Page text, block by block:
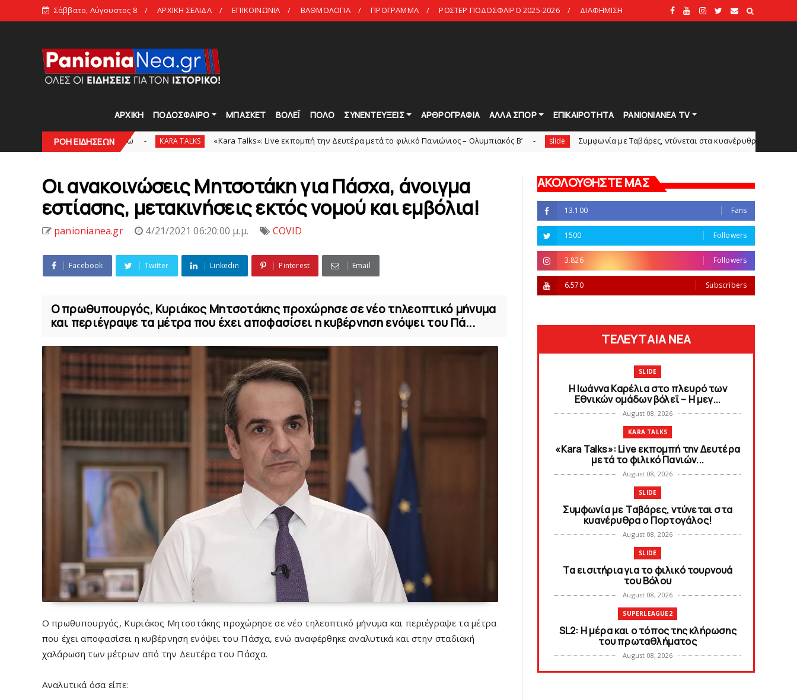
Σάββατο, Αύγουστος 8 ΑΡΧΙΚΗ ΣΕΛΙΔΑ ΕΠΙΚΟΙΝΩΝΙΑ ΒΑΘΜΟΛΟΓΙΑ ΠΡΟΓΡΑΜΜΑ ΡΟΣΤΕΡ ΠΟΔΟΣΦΑΙΡΟ 2025-2026 ΔΙΑΦΗΜΙΣΗ
ΑΡΧΙΚΗ ΠΟΔΟΣΦΑΙΡΟ ΜΠΑΣΚΕΤ ΒΟΛΕΪ ΠΟΛΟ ΣΥΝΕΝΤΕΥΞΕΙΣ ΑΡΘΡΟΓΡΑΦΙΑ ΑΛΛΑ ΣΠΟΡ ΕΠΙΚΑΙΡΟΤΗΤΑ PANIONIANEA TV
ΡΟΗ ΕΙΔΗΣΕΩΝ
των 100.000 ευρώ KARA TALKS «Kara Talks»: Live εκπομπή την Δευτέρα μετά το φιλικό Πανιώνιος – Ολυμπιακός Β’ slide Συμφωνία με Tαβάρες, ντύνεται στα κυανέρυθρα ο Πορτογάλος!
Οι ανακοινώσεις Μητσοτάκη για Πάσχα, άνοιγμα
εστίασης, μετακινήσεις εκτός νομού και εμβόλια!
panionianea.gr 4/21/2021 06:20:00 μ.μ. COVID
Facebook Twitter Linkedin Pinterest Email
O πρωθυπουργός, Κυριάκος Μητσοτάκης προχώρησε σε νέο τηλεοπτικό μήνυμα
και περιέγραψε τα μέτρα που έχει αποφασίσει η κυβέρνηση ενόψει του Πά...
O πρωθυπουργός, Κυριάκος Μητσοτάκης προχώρησε σε νέο τηλεοπτικό μήνυμα και περιέγραψε τα μέτρα
που έχει αποφασίσει η κυβέρνηση ενόψει του Πάσχα, ενώ αναφέρθηκε αναλυτικά και στην σταδιακή
χαλάρωση των μέτρων από την Δευτέρα του Πάσχα.
Αναλυτικά όσα είπε:
ΑΚΟΛΟΥΘΗΣΤΕ ΜΑΣ
13.100 Fans
1500 Followers
3.826 Followers
6.570 Subscribers
ΤΕΛΕΥΤΑΙΑ ΝΕΑ
SLIDE
Η Ιωάννα Καρέλια στο πλευρό των
Εθνικών ομάδων βόλεϊ – H μεγ...
August 08, 2026
KARA TALKS
«Kara Talks»: Live εκπομπή την Δευτέρα
μετά το φιλικό Πανιών...
August 08, 2026
SLIDE
Συμφωνία με Tαβάρες, ντύνεται στα
κυανέρυθρα ο Πορτογάλος!
August 08, 2026
SLIDE
Tα εισιτήρια για το φιλικό τουρνουά
του Bόλου
August 08, 2026
SUPERLEAGUE2
SL2: Η μέρα και ο τόπος της κλήρωσης
του πρωταθλήματος
August 08, 2026
KARA TALKS